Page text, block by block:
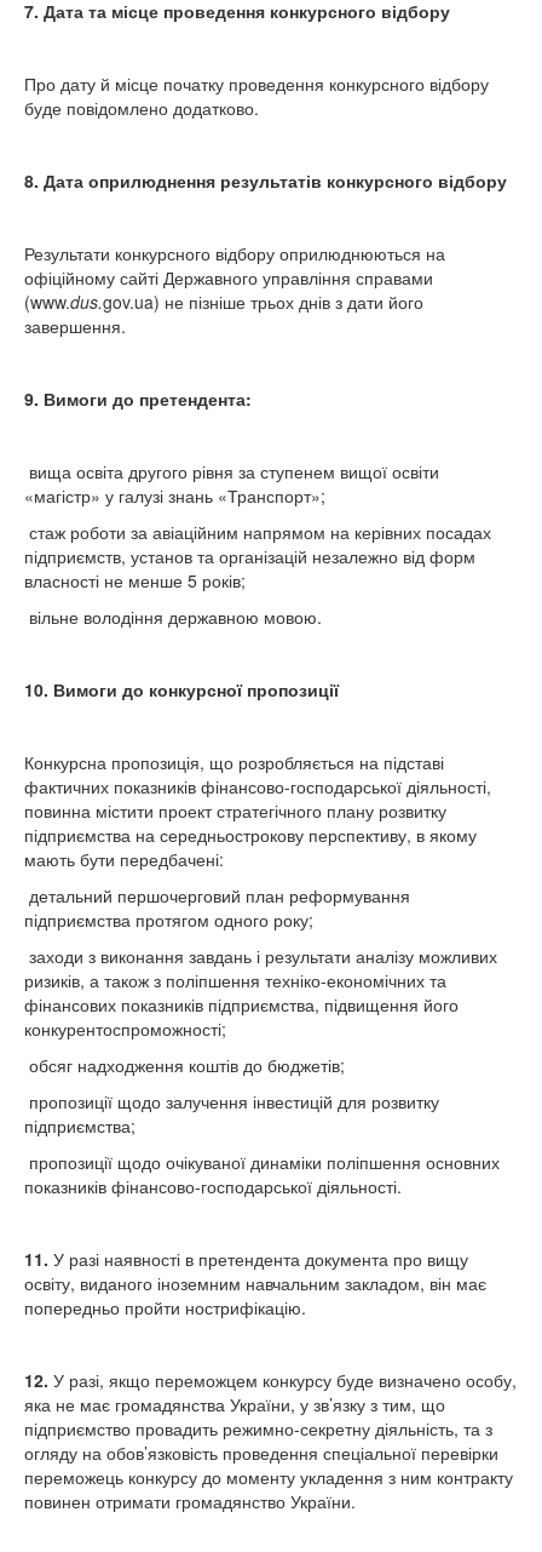
7. Дата та місце проведення конкурсного відбору
Про дату й місце початку проведення конкурсного відбору
буде повідомлено додатково.
8. Дата оприлюднення результатів конкурсного відбору
Результати конкурсного відбору оприлюднюються на
офіційному сайті Державного управління справами
(www.dus.gov.ua) не пізніше трьох днів з дати його
завершення.
9. Вимоги до претендента:
вища освіта другого рівня за ступенем вищої освіти
«магістр» у галузі знань «Транспорт»;
стаж роботи за авіаційним напрямом на керівних посадах
підприємств, установ та організацій незалежно від форм
власності не менше 5 років;
вільне володіння державною мовою.
10. Вимоги до конкурсної пропозиції
Конкурсна пропозиція, що розробляється на підставі
фактичних показників фінансово-господарської діяльності,
повинна містити проект стратегічного плану розвитку
підприємства на середньострокову перспективу, в якому
мають бути передбачені:
детальний першочерговий план реформування
підприємства протягом одного року;
заходи з виконання завдань і результати аналізу можливих
ризиків, а також з поліпшення техніко-економічних та
фінансових показників підприємства, підвищення його
конкурентоспроможності;
обсяг надходження коштів до бюджетів;
пропозиції щодо залучення інвестицій для розвитку
підприємства;
пропозиції щодо очікуваної динаміки поліпшення основних
показників фінансово-господарської діяльності.
11. У разі наявності в претендента документа про вищу
освіту, виданого іноземним навчальним закладом, він має
попередньо пройти нострифікацію.
12. У разі, якщо переможцем конкурсу буде визначено особу,
яка не має громадянства України, у зв’язку з тим, що
підприємство провадить режимно-секретну діяльність, та з
огляду на обов’язковість проведення спеціальної перевірки
переможець конкурсу до моменту укладення з ним контракту
повинен отримати громадянство України.